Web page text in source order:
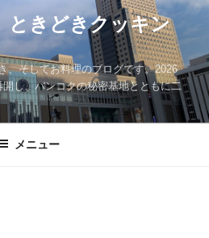
ときどきクッキン
、そしてお料理のブログです。2026
し、バンコクの秘密基地とともに二
メニュー